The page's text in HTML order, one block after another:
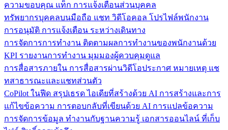
ความขอบคุณ แท็ก การแจ้งเตือนส่วนบุคคล
ทรัพยากรบุคคลบนมือถือ แชท วิดีโอคอล โปรไฟล์พนักงาน
การอนุมัติ การแจ้งเตือน ระหว่างเดินทาง
การจัดการการทำงาน ติดตามผลการทำงานของพนักงานด้วย
KPI รายงานการทำงาน มุมมองผู้ควบคุมดูแล
การสื่อสารภายใน การสื่อสารผ่านวิดีโอประกาศ หมายเหตุ แช
ทสาธารณะและแชทส่วนตัว
CoPilot ในฟีด สรุปเธรด ไอเดียที่สร้างด้วย AI การสร้างและการ
แก้ไขข้อความ การตอบกลับที่เขียนด้วย AI การแปลข้อความ
การจัดการข้อมูล ทำงานกับฐานความรู้ เอกสารออนไลน์ ที่เก็บ